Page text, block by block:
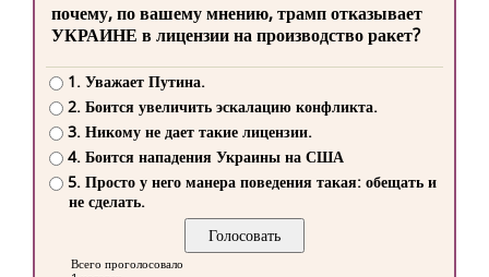
почему, по вашему мнению, трамп отказывает
УКРАИНЕ в лицензии на производство ракет?
1. Уважает Путина.
2. Боится увеличить эскалацию конфликта.
3. Никому не дает такие лицензии.
4. Боится нападения Украины на США
5. Просто у него манера поведения такая: обещать и
не сделать.
Всего проголосовало